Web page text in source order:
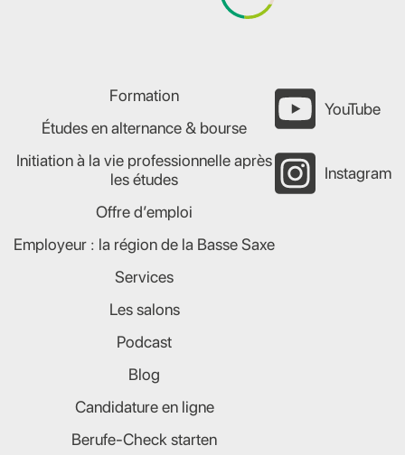
Formation
Études en alternance & bourse
Initiation à la vie professionnelle après
les études
Offre d’emploi
Employeur : la région de la Basse Saxe
Services
Les salons
Podcast
Blog
Candidature en ligne
Berufe-Check starten
YouTube
Instagram